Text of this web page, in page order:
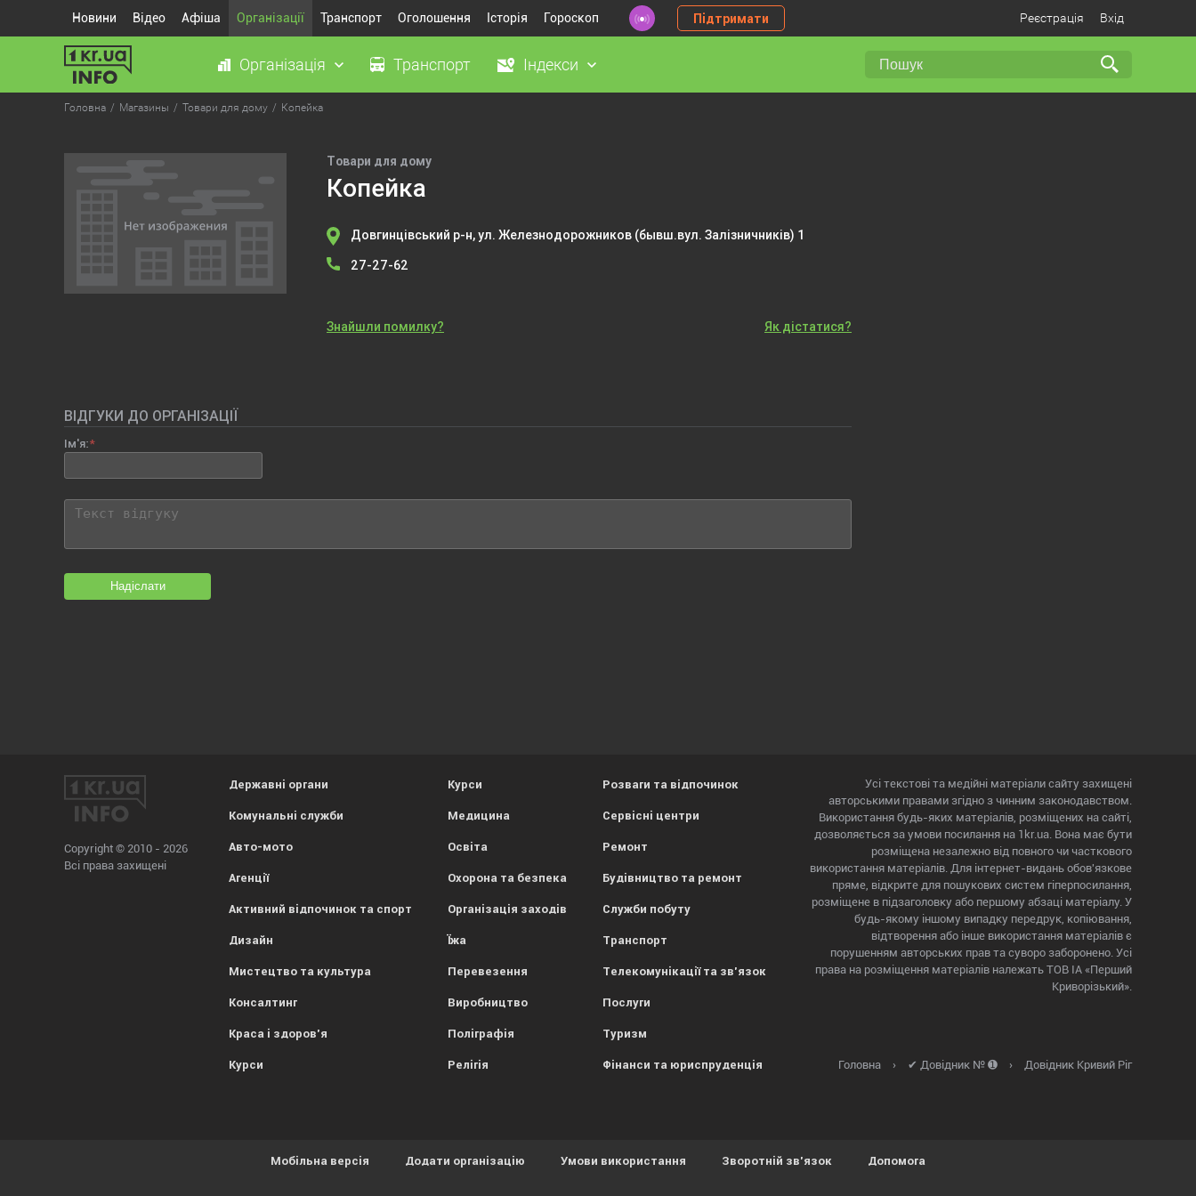
Новини Відео Афіша Організації Транспорт Оголошення Історія Гороскоп Підтримати Реєстрація Вхід
Організація Транспорт Індекси
Головна Магазины Товари для дому Копейка
Товари для дому
Копейка
Довгинцівський р-н, ул. Железнодорожников (бывш.вул. Залізничників) 1
27-27-62
Знайшли помилку? Як дістатися?
ВІДГУКИ ДО ОРГАНІЗАЦІЇ
Ім'я:
Надіслати
Copyright © 2010 - 2026
Всі права захищені
Державні органи
Комунальні служби
Авто-мото
Агенції
Активний відпочинок та спорт
Дизайн
Мистецтво та культура
Консалтинг
Краса і здоров'я
Курси
Курси
Медицина
Освіта
Охорона та безпека
Організація заходів
Їжа
Перевезення
Виробництво
Поліграфія
Релігія
Розваги та відпочинок
Сервісні центри
Ремонт
Будівництво та ремонт
Служби побуту
Транспорт
Телекомунікації та зв'язок
Послуги
Туризм
Фінанси та юриспруденція
Усі текстові та медійні матеріали сайту захищені
авторськими правами згідно з чинним законодавством.
Використання будь-яких матеріалів, розміщених на сайті,
дозволяється за умови посилання на 1kr.ua. Вона має бути
розміщена незалежно від повного чи часткового
використання матеріалів. Для інтернет-видань обов'язкове
пряме, відкрите для пошукових систем гіперпосилання,
розміщене в підзаголовку або першому абзаці матеріалу. У
будь-якому іншому випадку передрук, копіювання,
відтворення або інше використання матеріалів є
порушенням авторських прав та суворо заборонено. Усі
права на розміщення матеріалів належать ТОВ ІА «Перший
Криворізький».
Головна › ✔ Довідник № ➊ › Довідник Кривий Ріг
Мобільна версія Додати організацію Умови використання Зворотній зв'язок Допомога